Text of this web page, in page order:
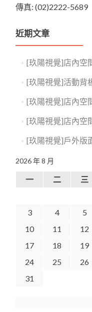
傳真: (02)2222-5689
近期文章
[玖陽視覺]店內空
[玖陽視覺]活動背
[玖陽視覺]店內空
[玖陽視覺]店內空
[玖陽視覺]戶外版
2026 年 8 月
一 二 三
3
4 5
10
11 12
17
18 19
24
25 26
31